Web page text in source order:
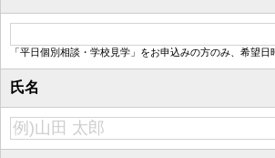
「平日個別相談・学校見学」をお申込みの方のみ、希望日
氏名